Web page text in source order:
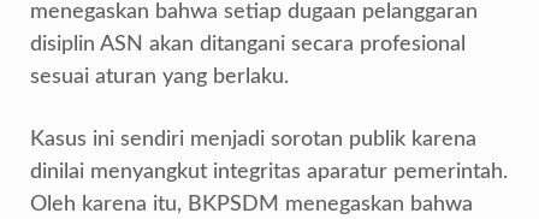
menegaskan bahwa setiap dugaan pelanggaran
disiplin ASN akan ditangani secara profesional
sesuai aturan yang berlaku.
Kasus ini sendiri menjadi sorotan publik karena
dinilai menyangkut integritas aparatur pemerintah.
Oleh karena itu, BKPSDM menegaskan bahwa